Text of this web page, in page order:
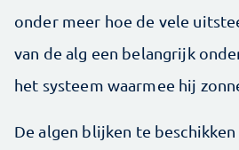
onder meer hoe de vele
van de alg een belangrijk
het systeem waarmee hij
De algen blijken te